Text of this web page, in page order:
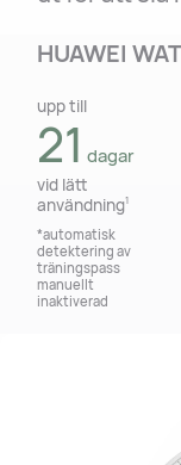
HUAWEI
upp till
21 dagar
vid lätt
användning1
*automatisk
detektering av
träningspass
manuellt
inaktiverad
upp till
14 dagar
vid lätt
användning1
*automatisk
detektering av
träningspass
manuellt
inaktiverad